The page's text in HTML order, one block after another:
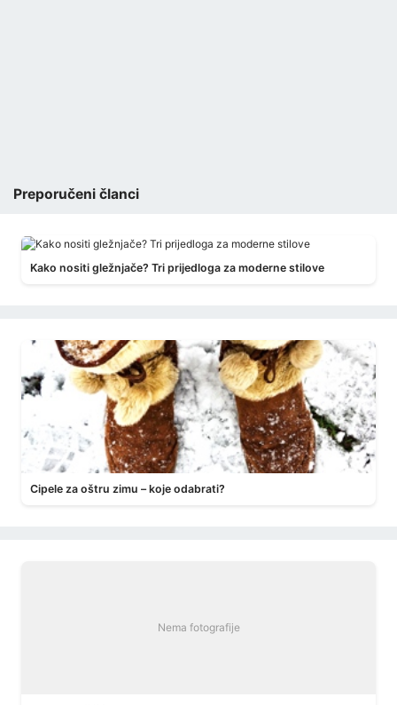
Preporučeni članci
Kako nositi gležnjače? Tri prijedloga za moderne stilove
Cipele za oštru zimu – koje odabrati?
Nema fotografije